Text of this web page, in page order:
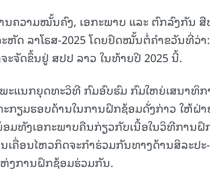
ຄວາມໝັ້ນຄົງ, ເອກະພາບ ແລະ ຕົກລົງກັນ
ດ ລາໂຣສ-2025 ໂດຍຢຶດໝັ້ນຕໍ່ຄໍາຂວັນທີ່ວ່າ:
ຈັດຂຶ້ນຢູ່ ສປປ ລາວ ໃນທ້າຍປີ 2025 ນີ້.
ແນກຍຸດທະວິທີ ກົມອົບຮົມ ກົມໃຫຍ່ເສນາທິກ
ກຽມຮອບດ້ານໃນການຝຶກຊ້ອມດັ່ງກ່າວ ໃຫ້ຝ່
ມທັງເອກະພາບຄືນກ່ຽວກັບເນື້ອໃນວິທີການຝຶ
ຄື່ອນໄຫວກິດຈະກໍາຮ່ວມກັນທາງດ້ານສິລະປະ-
ງການຝຶກຊ້ອມຮ່ວມກັນ.